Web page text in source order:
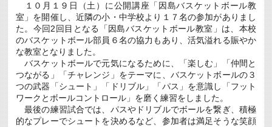
ピ
ッ
ク
カ
ッ
第
55
回
U16
陸
上
競
技
１０月１９日（土）に公開講座「因島バスケットボール教
室」を開催し、近隣の小・中学校より１７名の参加がありまし
た。今回2回目となる「因島バスケットボール教室」は、本校
のバスケットボール部員６名の協力もあり、活気溢れる賑やか
な教室となりました。
バスケットボールで元気になるために、「楽しむ」「仲間と
つながる」「チャレンジ」をテーマに、バスケットボールの３
つの武器「シュート」「ドリブル」「パス」を意識し「フット
ワークとボールコントロール」を磨く練習をしました。
最後の練習試合では、パスやドリブルでボールを繋ぎ、積極
的なプレーでシュートを決めるなど、参加者は満足そうな笑顔